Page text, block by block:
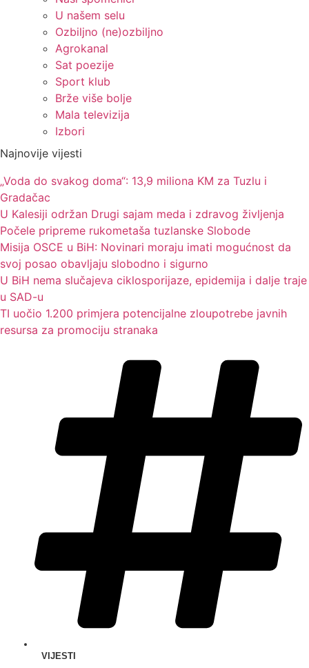
U našem selu
Ozbiljno (ne)ozbiljno
Agrokanal
Sat poezije
Sport klub
Brže više bolje
Mala televizija
Izbori
Najnovije vijesti
„Voda do svakog doma“: 13,9 miliona KM za Tuzlu i
Gradačac
U Kalesiji održan Drugi sajam meda i zdravog življenja
Počele pripreme rukometaša tuzlanske Slobode
Misija OSCE u BiH: Novinari moraju imati mogućnost da
svoj posao obavljaju slobodno i sigurno
U BiH nema slučajeva ciklosporijaze, epidemija i dalje traje
u SAD-u
TI uočio 1.200 primjera potencijalne zloupotrebe javnih
resursa za promociju stranaka
VIJESTI